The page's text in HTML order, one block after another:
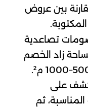
بين عروض
المكتوبة.
تصاعدية
زاد الخصم
على
ثم